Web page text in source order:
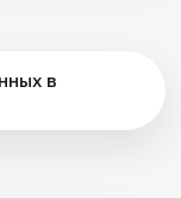
в